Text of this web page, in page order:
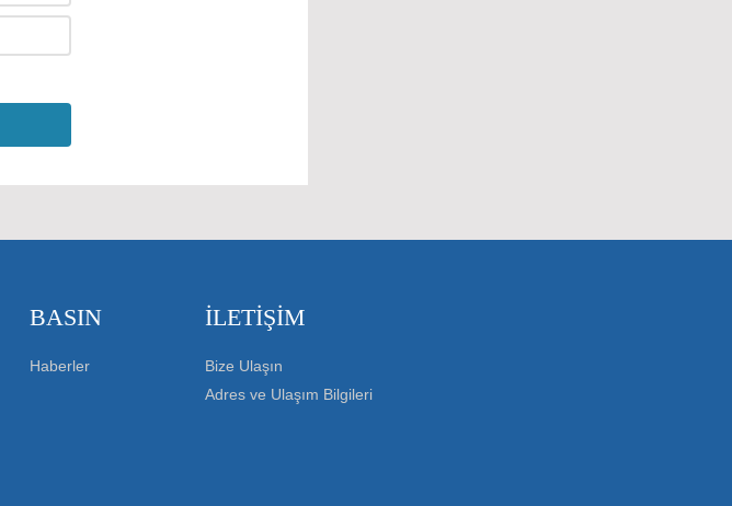
BASIN
Haberler
İLETIŞIM
Bize Ulaşın
Adres ve Ulaşım Bilgileri